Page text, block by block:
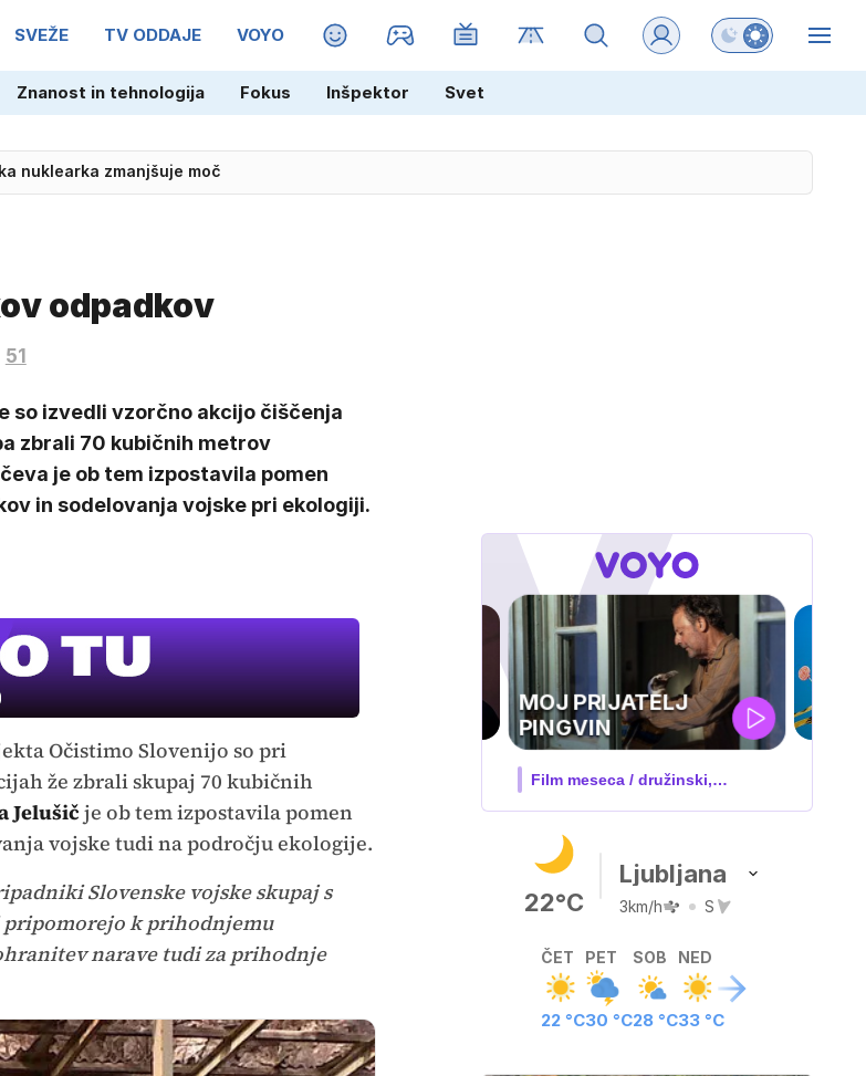
SVEŽE TV ODDAJE VOYO MAGAZIN Preklopi barvni
Znanost in tehnologija Fokus Inšpektor Svet
nuklearka zmanjšuje moč
odpadkov
51
so izvedli vzorčno akcijo čiščenja
zbrali 70 kubičnih metrov
je ob tem izpostavila pomen
in sodelovanja vojske pri ekologiji.
Očistimo Slovenijo so pri
že zbrali skupaj 70 kubičnih
Jelušičje ob tem izpostavila pomen
vojske tudi na področju ekologije.
Slovenske vojske skupaj s
k prihodnjemu
narave tudi za prihodnje
IQ 160
Nova hrvaška serija
22°C
Ljubljana
3km/h S
ČET
22 °C
PET
30 °C
SOB
28 °C
NED
33 °C